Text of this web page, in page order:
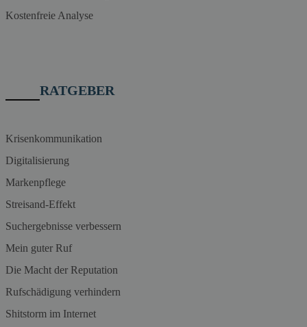
Kostenfreie Analyse
RATGEBER
Krisenkommunikation
Digitalisierung
Markenpflege
Streisand-Effekt
Suchergebnisse verbessern
Mein guter Ruf
Die Macht der Reputation
Rufschädigung verhindern
Shitstorm im Internet